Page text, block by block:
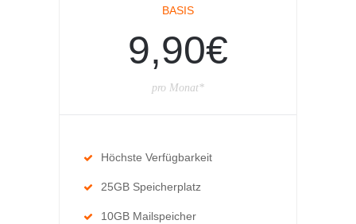
BASIS
9,90€
pro Monat*
Höchste Verfügbarkeit
25GB Speicherplatz
10GB Mailspeicher